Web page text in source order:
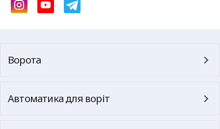
Ворота
Автоматика для воріт